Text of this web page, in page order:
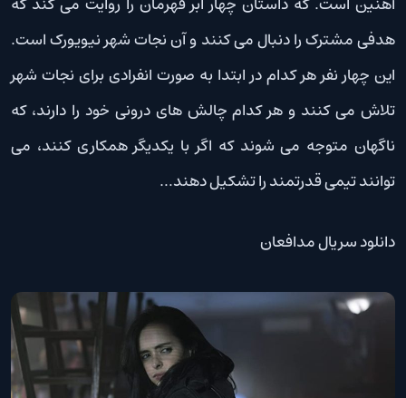
هدفی مشترک را دنبال می کنند و آن نجات شهر نیویورک است.
این چهار نفر هر کدام در ابتدا به صورت انفرادی برای نجات شهر
تلاش می کنند و هر کدام چالش های درونی خود را دارند، که
ناگهان متوجه می شوند که اگر با یکدیگر همکاری کنند، می
توانند تیمی قدرتمند را تشکیل دهند…
دانلود سریال مدافعان